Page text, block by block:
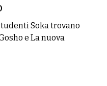
Soka trovano
e La nuova